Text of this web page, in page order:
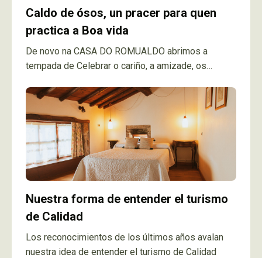
Caldo de ósos, un pracer para quen
practica a Boa vida
De novo na CASA DO ROMUALDO abrimos a
tempada de Celebrar o cariño, a amizade, os
porvir. Como estes tempos son de culler e de
coller ... os ósos coas mans e saborealos canda a
persoas que ben queres, un bo xeito é quedar para
vir degustar o caldo de ósos canda outros
saborosos manxares e viñolvidables caldos da
nosa terra.
Nuestra forma de entender el turismo
de Calidad
Los reconocimientos de los últimos años avalan
nuestra idea de entender el turismo de Calidad